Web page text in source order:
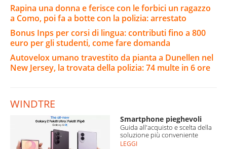
Rapina una donna e ferisce con le forbici un ragazzo
a Como, poi fa a botte con la polizia: arrestato
Bonus Inps per corsi di lingua: contributi fino a 800
euro per gli studenti, come fare domanda
Autovelox umano travestito da pianta a Dunellen nel
New Jersey, la trovata della polizia: 74 multe in 6 ore
WINDTRE
Smartphone pieghevoli
Guida all'acquisto e scelta della
soluzione più conveniente
LEGGI